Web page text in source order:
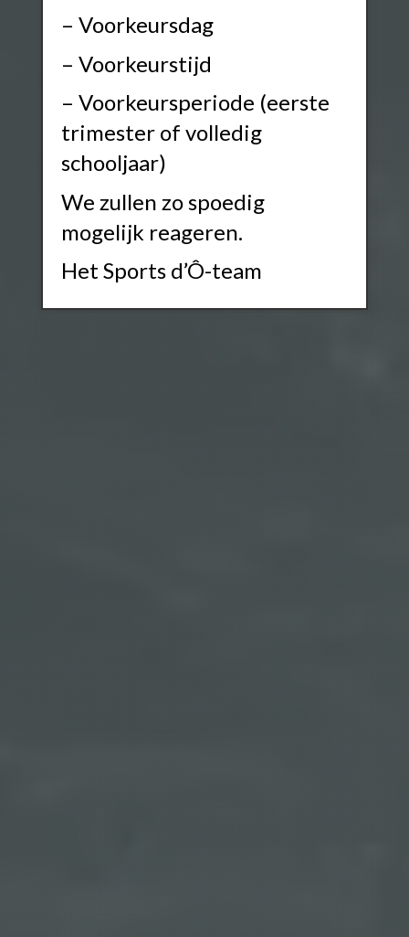
– Voorkeursdag
– Voorkeurstijd
– Voorkeursperiode (eerste
trimester of volledig
schooljaar)
We zullen zo spoedig
mogelijk reageren.
Het Sports d’Ô-team